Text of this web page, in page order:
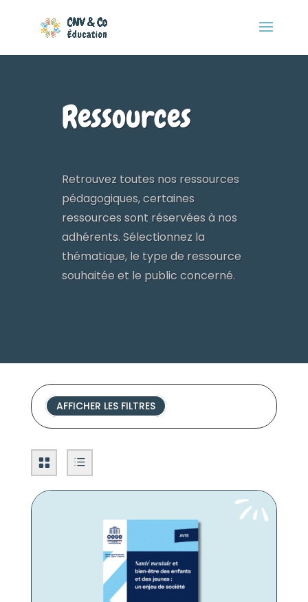
Ressources
Retrouvez toutes nos ressources
pédagogiques, certaines
ressources sont réservées à nos
adhérents. Sélectionnez la
thématique, le type de ressource
souhaitée et le public concerné.
AFFICHER LES FILTRES